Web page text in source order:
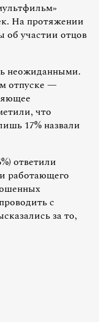
На протяжении
об участии отцов
неожиданными.
отпуске —
что
17% назвали
ответили
работающего
с
за то,